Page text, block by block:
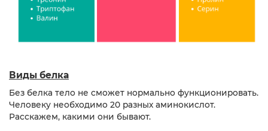
Виды белка
Без белка тело не сможет нормально функционировать.
Человеку необходимо 20 разных аминокислот.
Расскажем, какими они бывают.